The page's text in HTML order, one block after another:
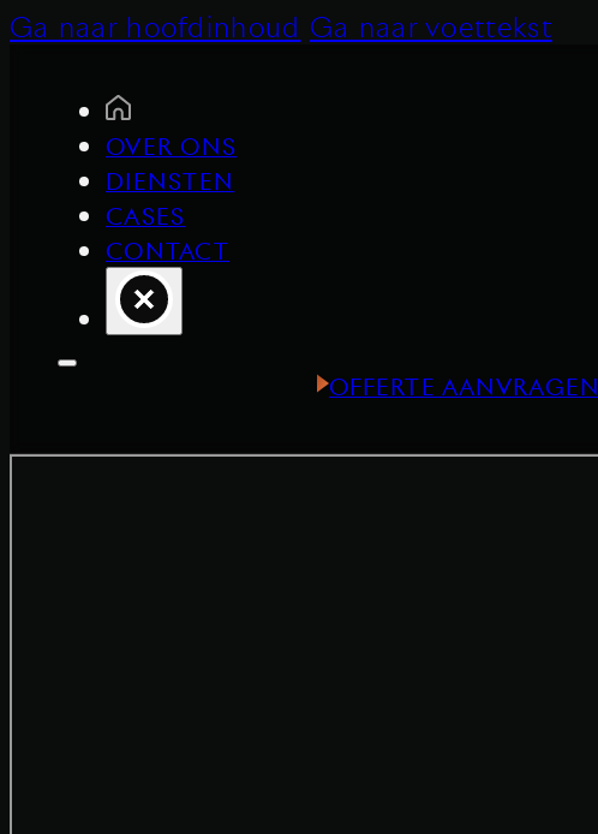
Ga naar hoofdinhoud Ga naar voettekst
OVER ONS
DIENSTEN
CASES
CONTACT
OFFERTE AANVRAGEN